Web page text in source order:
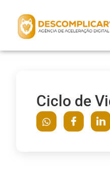
Ciclo de